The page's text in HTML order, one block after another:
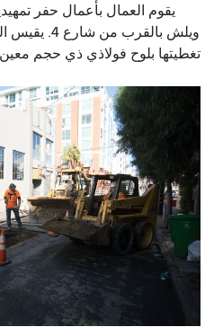
يقوم العمال بأعمال حفر
ويلش بالقرب
تغطيتها بلوح فولاذي ذي حجم